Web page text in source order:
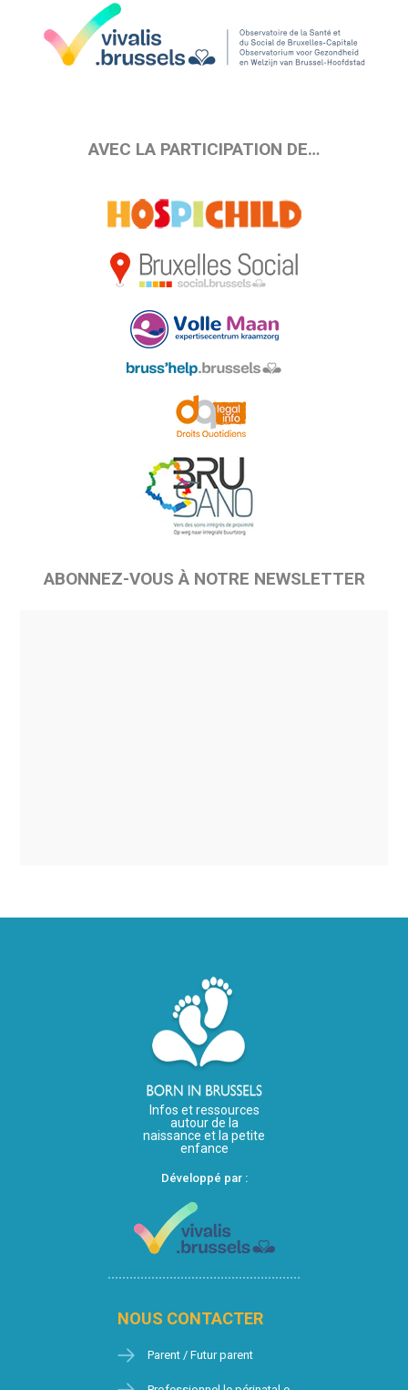
AVEC LA PARTICIPATION DE…
ABONNEZ-VOUS À NOTRE NEWSLETTER
Infos et ressources
autour de la
naissance et la petite
enfance
Développé par :
NOUS CONTACTER
Parent / Futur parent